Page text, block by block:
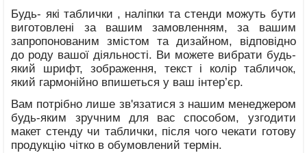
Будь- які таблички , наліпки та стенди можуть бути
виготовлені за вашим замовленням, за вашим
запропонованим змістом та дизайном, відповідно
до роду вашої діяльності. Ви можете вибрати будь-
який шрифт, зображення, текст і колір табличок,
який гармонійно впишеться у ваш інтер’єр.
Вам потрібно лише зв'язатися з нашим менеджером
будь-яким зручним для вас способом, узгодити
макет стенду чи таблички, після чого чекати готову
продукцію чітко в обумовлений термін.